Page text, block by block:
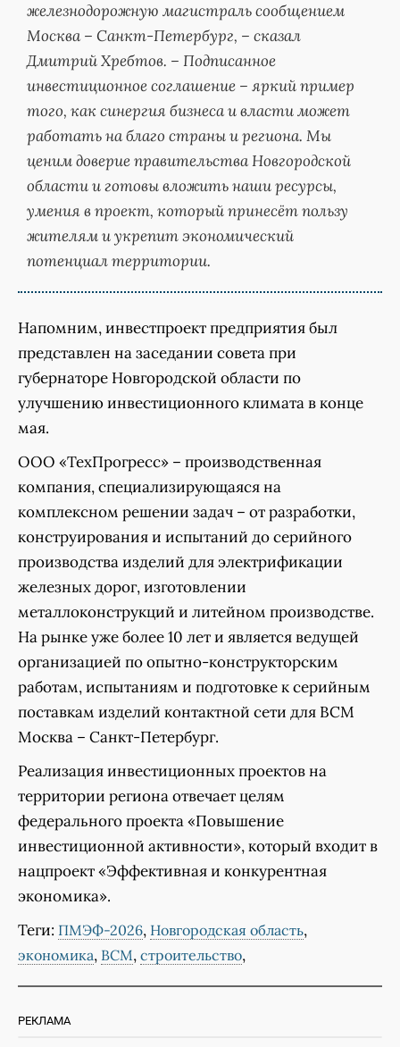
железнодорожную магистраль сообщением
Москва – Санкт-Петербург, – сказал
Дмитрий Хребтов. – Подписанное
инвестиционное соглашение – яркий пример
того, как синергия бизнеса и власти может
работать на благо страны и региона. Мы
ценим доверие правительства Новгородской
области и готовы вложить наши ресурсы,
умения в проект, который принесёт пользу
жителям и укрепит экономический
потенциал территории.
Напомним, инвестпроект предприятия был
представлен на заседании совета при
губернаторе Новгородской области по
улучшению инвестиционного климата в конце
мая.
ООО «ТехПрогресс» – производственная
компания, специализирующаяся на
комплексном решении задач – от разработки,
конструирования и испытаний до серийного
производства изделий для электрификации
железных дорог, изготовлении
металлоконструкций и литейном производстве.
На рынке уже более 10 лет и является ведущей
организацией по опытно-конструкторским
работам, испытаниям и подготовке к серийным
поставкам изделий контактной сети для ВСМ
Москва – Санкт-Петербург.
Реализация инвестиционных проектов на
территории региона отвечает целям
федерального проекта «Повышение
инвестиционной активности», который входит в
нацпроект «Эффективная и конкурентная
экономика».
Теги: ПМЭФ-2026, Новгородская область,
экономика, ВСМ, строительство,
РЕКЛАМА